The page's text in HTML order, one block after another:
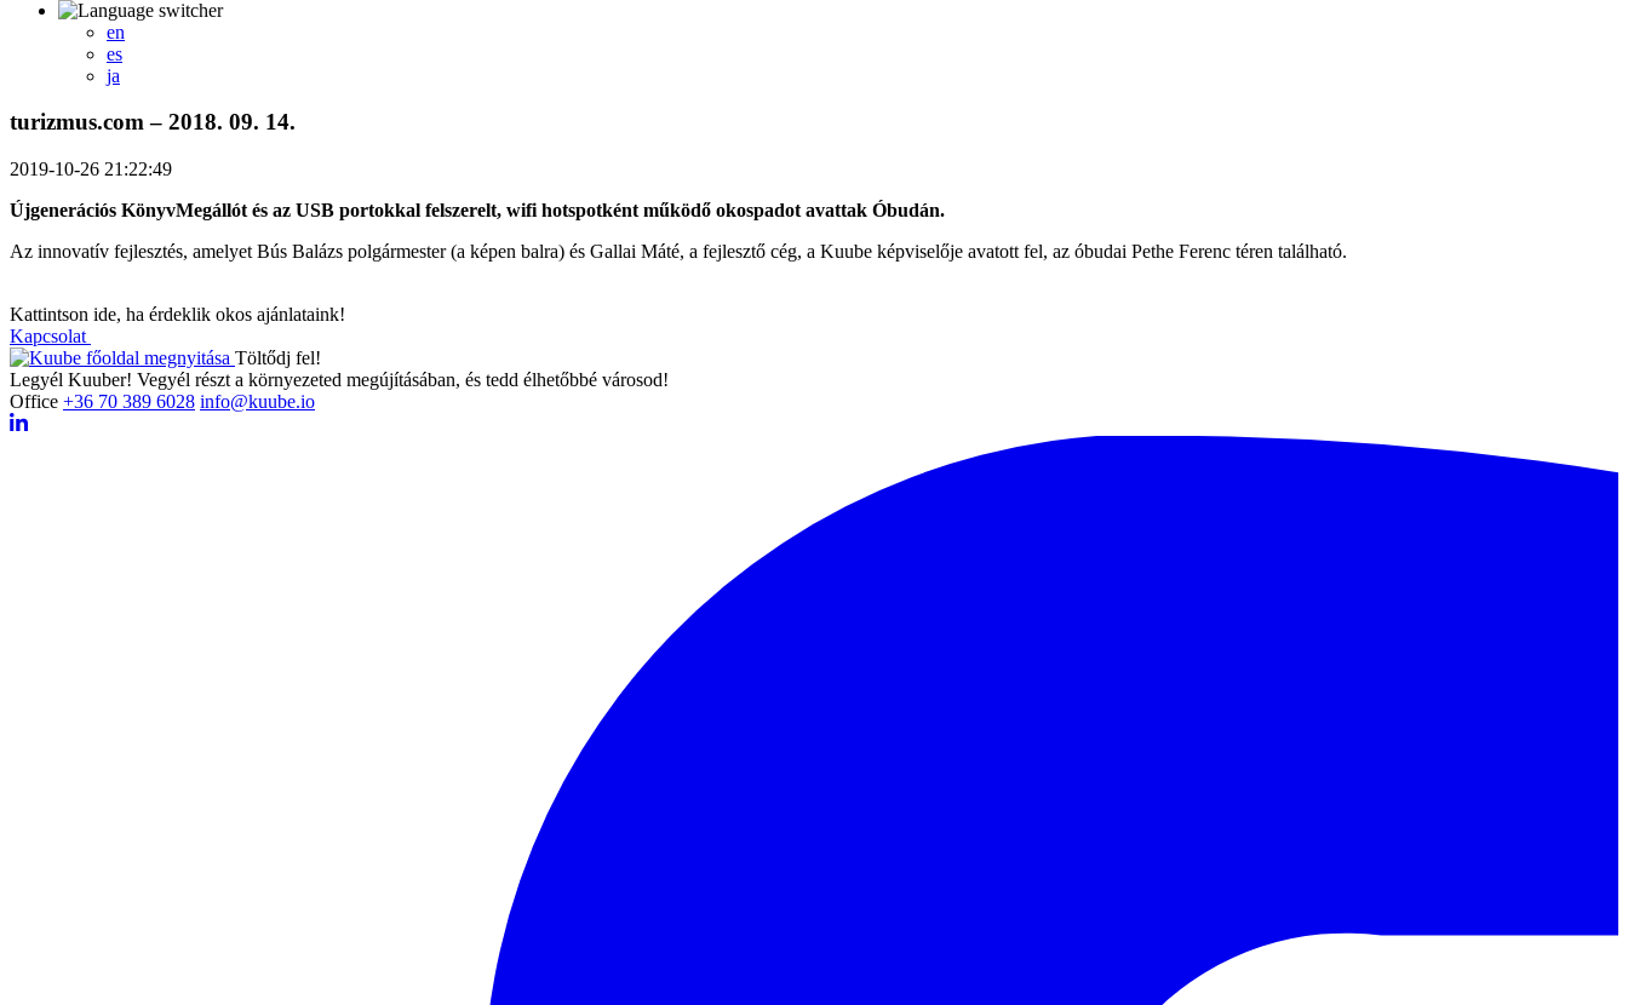
en
es
ja
turizmus.com – 2018. 09. 14.
2019-10-26 21:22:49
Újgenerációs KönyvMegállót és az USB portokkal felszerelt, wifi hotspotként működő okospadot avattak Óbudán.
Az innovatív fejlesztés, amelyet Bús Balázs polgármester (a képen balra) és Gallai Máté, a fejlesztő cég, a Kuube képviselője avatott fel, az óbudai Pethe Ferenc téren található.
Kattintson ide, ha érdeklik okos ajánlataink!
Kapcsolat
Töltődj fel!
Legyél Kuuber! Vegyél részt a környezeted megújításában, és tedd élhetőbbé városod!
Office +36 70 389 6028 info@kuube.io